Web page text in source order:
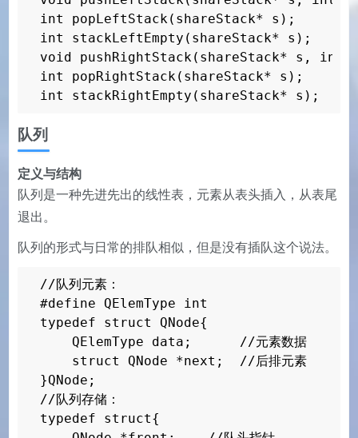
int popLeftStack(shareStack* s);
int stackLeftEmpty(shareStack* s);
void pushRightStack(shareStack* s, int
int popRightStack(shareStack* s);
int stackRightEmpty(shareStack* s);
int main(){
    shareStack* s = initializeStack();
    int value;
    int pos;
puts(left stack test: push element
        pushLeftStack(s, pos);
    while (stackLeftEmpty(s) != 1) {
        value = popLeftStack(s);
        printf(%d , value);
    }
puts(\n\nright stack test: push
for (pos = 0; pos < STACK_LENGTH *
        pushRightStack(s, pos);
    }
队列
定义与结构
队列是一种先进先出的线性表，元素从表头插入，从表尾
退出。
队列的形式与日常的排队相似，但是没有插队这个说法。
//队列元素：
#define QElemType int
typedef struct QNode{
    QElemType data;      //元素数据
    struct QNode *next;  //后排元素
}QNode;
//队列存储：
typedef struct{